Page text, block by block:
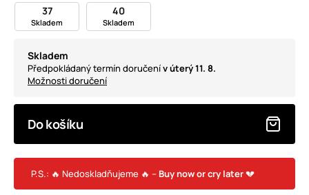
37
Skladem
40
Skladem
Skladem
Předpokládaný termín doručenív úterý 11. 8.
Možnosti doručení
Do košíku
P.S.: 🔥 Nedoskladňujeme 🔥 – Buy now or cry later💔